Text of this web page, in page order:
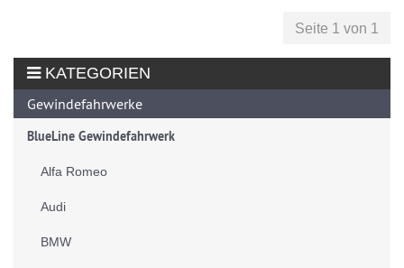
Seite 1 von 1
KATEGORIEN
Gewindefahrwerke
BlueLine Gewindefahrwerk
Alfa Romeo
Audi
BMW